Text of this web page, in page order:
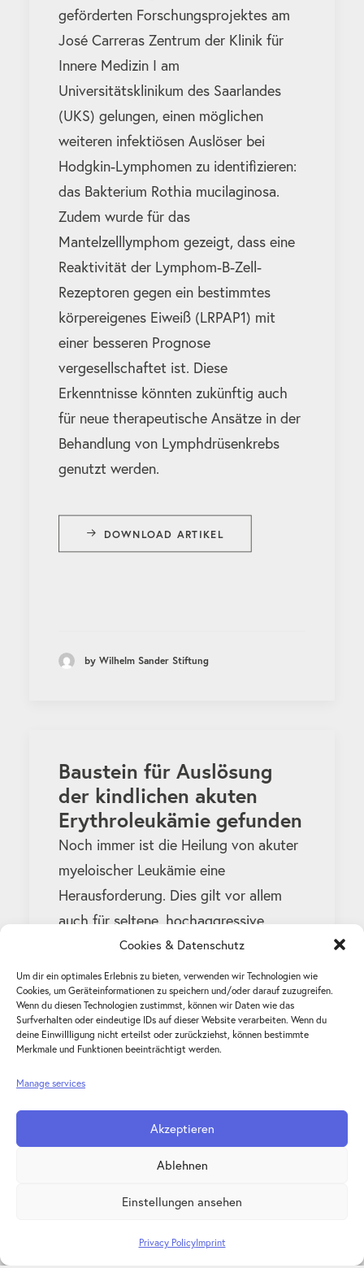
Cookies & Datenschutz
Um dir ein optimales Erlebnis zu bieten, verwenden wir Technologien wie
Cookies, um Geräteinformationen zu speichern und/oder darauf zuzugreifen.
Wenn du diesen Technologien zustimmst, können wir Daten wie das
Surfverhalten oder eindeutige IDs auf dieser Website verarbeiten. Wenn du
deine Einwillligung nicht erteilst oder zurückziehst, können bestimmte
Merkmale und Funktionen beeinträchtigt werden.
Manage services
Akzeptieren
Ablehnen
Einstellungen ansehen
Privacy PolicyImprint
geförderten Forschungsprojektes am
José Carreras Zentrum der Klinik für
Innere Medizin I am
Universitätsklinikum des Saarlandes
(UKS) gelungen, einen möglichen
weiteren infektiösen Auslöser bei
Hodgkin-Lymphomen zu identifizieren:
das Bakterium Rothia mucilaginosa.
Zudem wurde für das
Mantelzelllymphom gezeigt, dass eine
Reaktivität der Lymphom-B-Zell-
Rezeptoren gegen ein bestimmtes
körpereigenes Eiweiß (LRPAP1) mit
einer besseren Prognose
vergesellschaftet ist. Diese
Erkenntnisse könnten zukünftig auch
für neue therapeutische Ansätze in der
Behandlung von Lymphdrüsenkrebs
genutzt werden.
DOWNLOAD ARTIKEL
by Wilhelm Sander Stiftung
Baustein für Auslösung
der kindlichen akuten
Erythroleukämie gefunden
Noch immer ist die Heilung von akuter
myeloischer Leukämie eine
Herausforderung. Dies gilt vor allem
auch für seltene, hochaggressive
Formen wie die Erythroleukämie. Um
die Biologie dieser seltenen
Leukämieform besser zu verstehen,
untersuchten Forschende um Prof. Jürg
Schwaller vom UKBB eine besondere
-proteine führt, die sich nur in der
kindlichen Form der Erythroleukämie
findet. Sie zeigen, dass eine bestimmte
Fusion die Ausreifung von Blutzellen
anderen Mutation eine Erythroleukämie